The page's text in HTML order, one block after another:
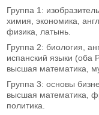
Группа 1:
химия, экономика,
физика, латынь.
Группа 2: биология,
испанский языки (оба
высшая математика,
Группа 3: основы
высшая математика,
политика.